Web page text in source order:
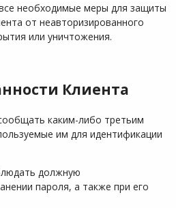
необходимые меры для защиты
от неавторизированного
или уничтожения.
Клиента
каким-либо третьим
им для идентификации
должную
пароля, а также при его